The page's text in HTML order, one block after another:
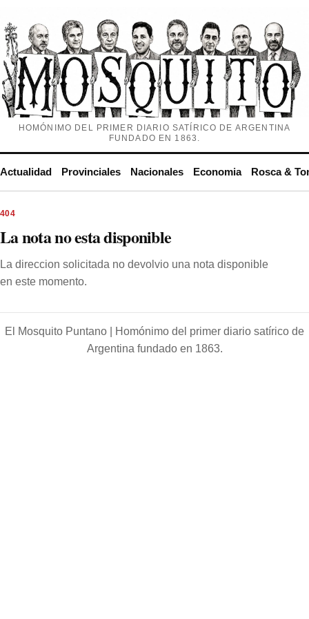
HOMÓNIMO DEL PRIMER DIARIO SATÍRICO DE ARGENTINA
FUNDADO EN 1863.
Actualidad Provinciales Nacionales Economia Rosca &
404
La nota no esta disponible
La direccion solicitada no devolvio una nota disponible
en este momento.
El Mosquito Puntano |
Homónimo del primer diario satírico de
Argentina fundado en 1863.